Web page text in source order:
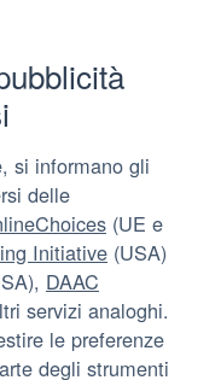
si informano gli
delle
(UE e
Initiative (USA)
DAAC
servizi analoghi.
le preferenze
degli strumenti